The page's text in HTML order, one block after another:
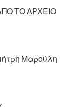
ΤΟ ΑΡΧΕΙΟ
Μαρούλη